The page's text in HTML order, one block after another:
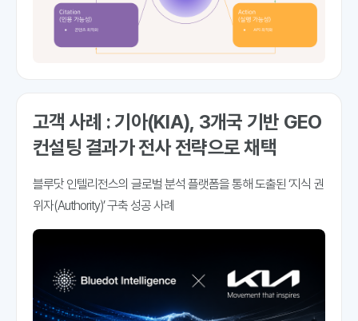
고객 사례 : 기아(KIA), 3개국 기반 GEO
컨설팅 결과가 전사 전략으로 채택
블루닷 인텔리전스의 글로벌 분석 플랫폼을 통해 도출된 ‘지식 권
위자(Authority)’ 구축 성공 사례